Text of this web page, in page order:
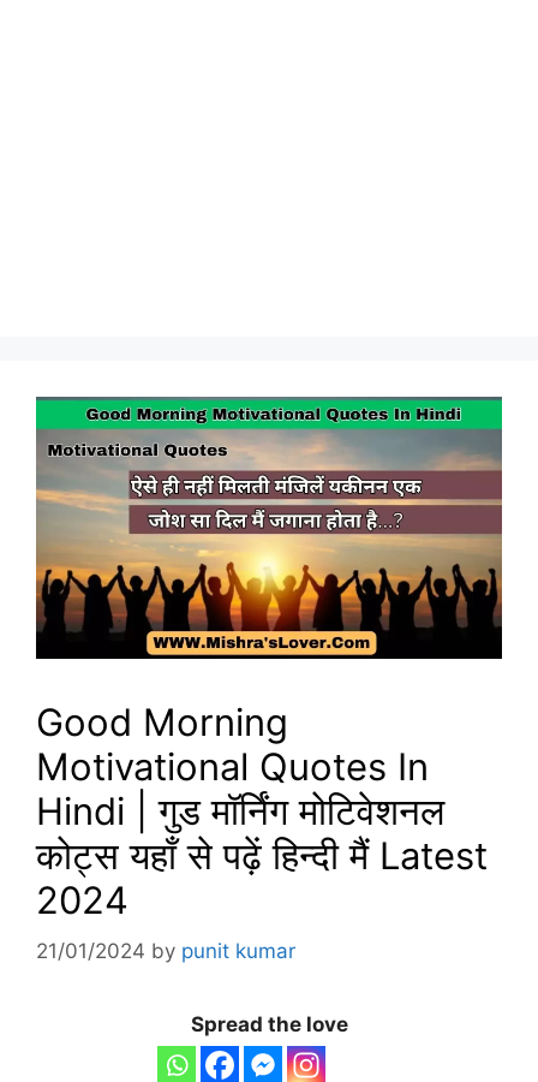
Good Morning
Motivational Quotes In
Hindi | गुड मॉर्निंग मोटिवेशनल
कोट्स यहाँ से पढ़ें हिन्दी मैं Latest
2024
21/01/2024 by punit kumar
Spread the love